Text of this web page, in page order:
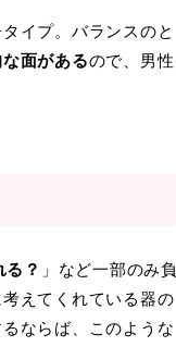
イプ。バランスのと
面があるので、男性
る？ 」など一部のみ負
えてくれている器の
ならば、このような